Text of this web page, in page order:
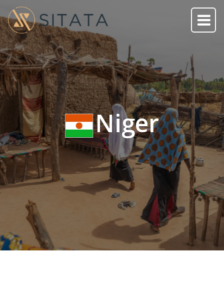
Niger